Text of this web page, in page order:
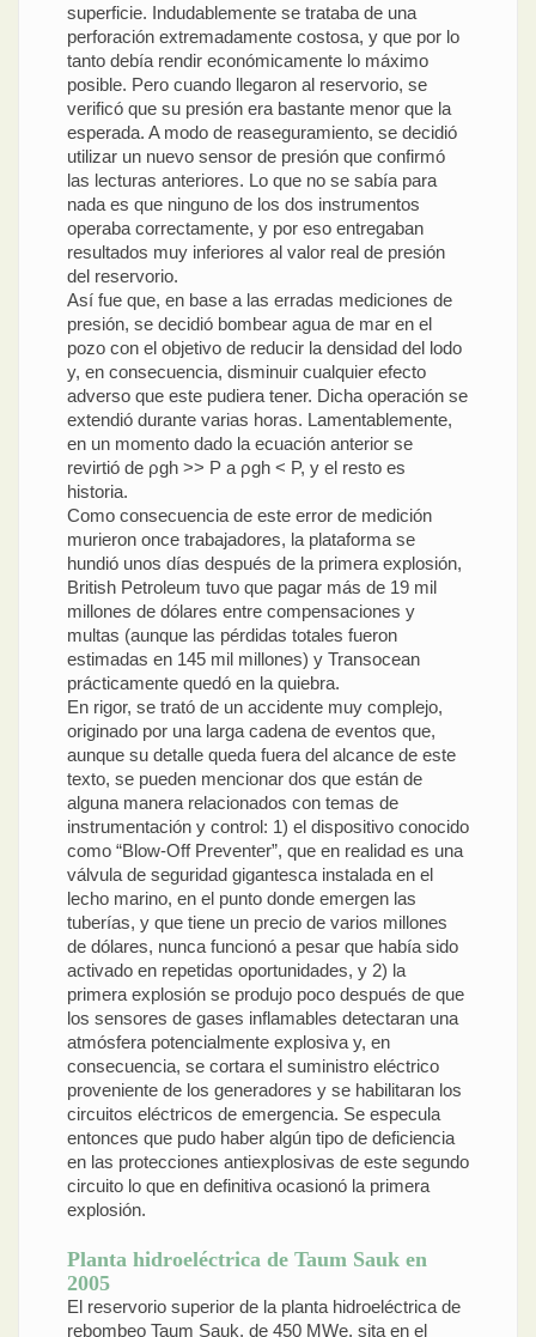
superficie. Indudablemente se trataba de una
perforación extremadamente costosa, y que por lo
tanto debía rendir económicamente lo máximo
posible. Pero cuando llegaron al reservorio, se
verificó que su presión era bastante menor que la
esperada. A modo de reaseguramiento, se decidió
utilizar un nuevo sensor de presión que confirmó
las lecturas anteriores. Lo que no se sabía para
nada es que ninguno de los dos instrumentos
operaba correctamente, y por eso entregaban
resultados muy inferiores al valor real de presión
del reservorio.
Así fue que, en base a las erradas mediciones de
presión, se decidió bombear agua de mar en el
pozo con el objetivo de reducir la densidad del lodo
y, en consecuencia, disminuir cualquier efecto
adverso que este pudiera tener. Dicha operación se
extendió durante varias horas. Lamentablemente,
en un momento dado la ecuación anterior se
revirtió de ρgh >> P a ρgh < P, y el resto es
historia.
Como consecuencia de este error de medición
murieron once trabajadores, la plataforma se
hundió unos días después de la primera explosión,
British Petroleum tuvo que pagar más de 19 mil
millones de dólares entre compensaciones y
multas (aunque las pérdidas totales fueron
estimadas en 145 mil millones) y Transocean
prácticamente quedó en la quiebra.
En rigor, se trató de un accidente muy complejo,
originado por una larga cadena de eventos que,
aunque su detalle queda fuera del alcance de este
texto, se pueden mencionar dos que están de
alguna manera relacionados con temas de
instrumentación y control: 1) el dispositivo conocido
como “Blow-Off Preventer”, que en realidad es una
válvula de seguridad gigantesca instalada en el
lecho marino, en el punto donde emergen las
tuberías, y que tiene un precio de varios millones
de dólares, nunca funcionó a pesar que había sido
activado en repetidas oportunidades, y 2) la
primera explosión se produjo poco después de que
los sensores de gases inflamables detectaran una
atmósfera potencialmente explosiva y, en
consecuencia, se cortara el suministro eléctrico
proveniente de los generadores y se habilitaran los
circuitos eléctricos de emergencia. Se especula
entonces que pudo haber algún tipo de deficiencia
en las protecciones antiexplosivas de este segundo
circuito lo que en definitiva ocasionó la primera
explosión.
Planta hidroeléctrica de Taum Sauk en
2005
El reservorio superior de la planta hidroeléctrica de
rebombeo Taum Sauk, de 450 MWe, sita en el